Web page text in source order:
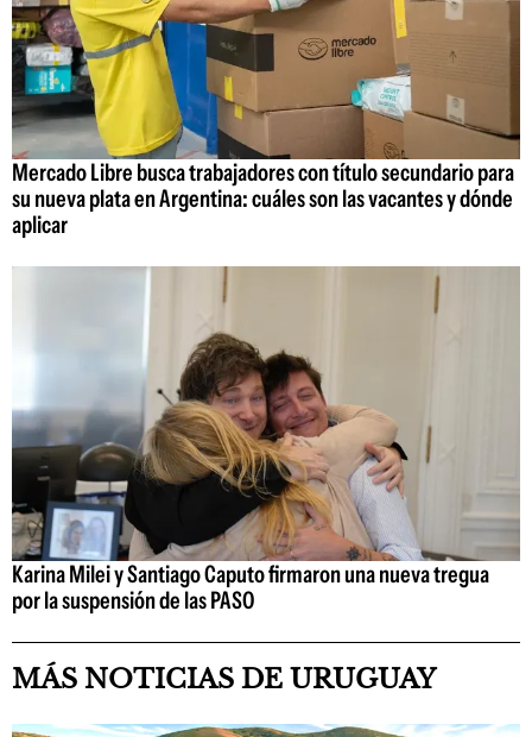
Mercado Libre busca trabajadores con título secundario para
su nueva plata en Argentina: cuáles son las vacantes y dónde
aplicar
Karina Milei y Santiago Caputo firmaron una nueva tregua
por la suspensión de las PASO
MÁS NOTICIAS DE URUGUAY